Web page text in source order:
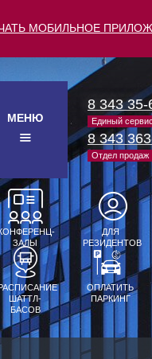
МОБИЛЬНОЕ
МЕНЮ
8 343 35-
Единый
8 343
Отдел продаж
ЗАЛЫ
ДЛЯ
РЕЗИДЕНТОВ
ШАТТЛ-
БАСОВ
ОПЛАТИТЬ
ПАРКИНГ